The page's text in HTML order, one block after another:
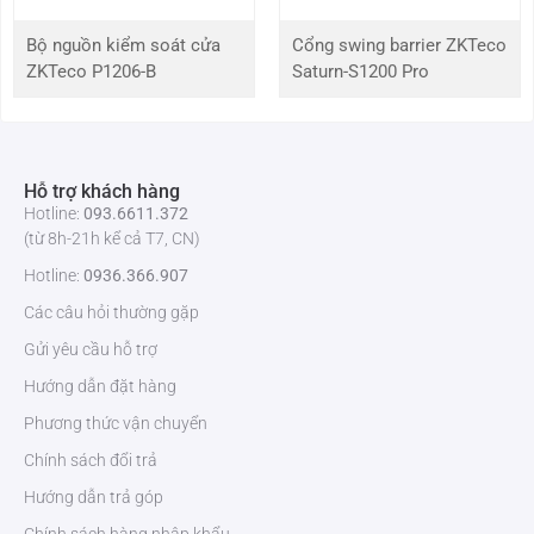
Cài đặt Treo tường
Kích thước
Tiêu chuẩn CE, FCC, RoHS
Ưu điểm nổi bật của ZKTeco Horus E1
Công nghệ nhận diện khuôn mặt tiên tiến: Quét nhanh, chính
Camera kép 2MP Dual chất lượng cao nhận diện chính xác
trong nhiều điều kiện ánh sáng.
Màn hình cảm ứng dễ sử dụng, thao tác đơn giản như
smartphone.
Bộ nguồn kiểm soát cửa
ZKTeco P1206-B
Cổng swing barrier ZKTeco
Saturn-S1200 Pro
Hỗ trợ khách hàng
Hotline: 093.6611.372
(từ 8h-21h kể cả T7, CN)
Hotline: 0936.366.907
Các câu hỏi thường gặp
Gửi yêu cầu hỗ trợ
Hướng dẫn đặt hàng
Phương thức vận chuyển
Chính sách đổi trả
Hướng dẫn trả góp